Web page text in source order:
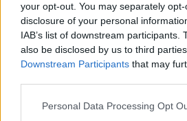
your opt-out. You may separately
disclosure of your personal
IAB’s list of downstream participants.
also be disclosed by us to third
Downstream Participants that may
Personal Data Processing Opt